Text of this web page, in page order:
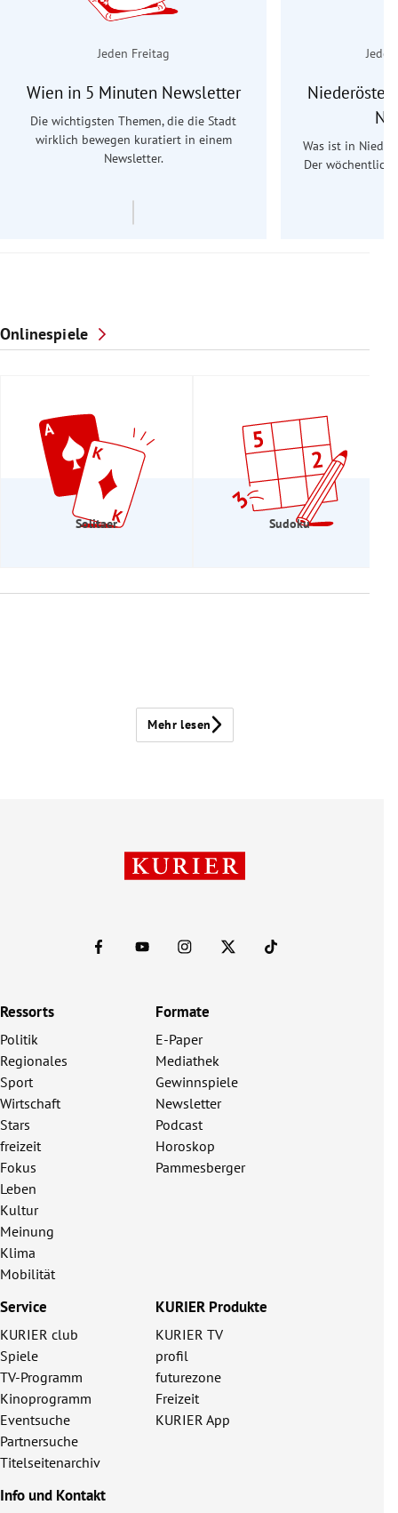
Jeden Freitag
Wien in 5 Minuten Newsletter
Die wichtigsten Themen, die die Stadt
wirklich bewegen kuratiert in einem
Newsletter.
Was ist in
Der
Onlinespiele
Solitaer Sudoku
Mehr lesen
Ressorts
Politik
Regionales
Sport
Wirtschaft
Stars
freizeit
Fokus
Leben
Kultur
Meinung
Klima
Mobilität
Formate
E-Paper
Mediathek
Gewinnspiele
Newsletter
Podcast
Horoskop
Pammesberger
Service
KURIER club
Spiele
TV-Programm
Kinoprogramm
Eventsuche
Partnersuche
Titelseitenarchiv
KURIER Produkte
KURIER TV
profil
futurezone
Freizeit
KURIER App
Info und Kontakt